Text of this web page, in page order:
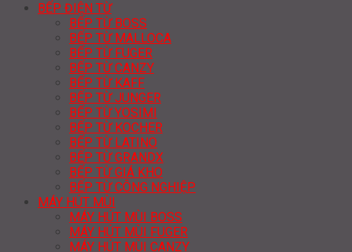
BẾP ĐIỆN TỪ
BẾP TỪ BOSS
BẾP TỪ MALLOCA
BẾP TỪ FUGER
BẾP TỪ CANZY
BẾP TỪ KAFF
BẾP TỪ JUNGER
BẾP TỪ YOSIMI
BẾP TỪ KOCHER
BẾP TỪ LATINO
BẾP TỪ GRANDX
BẾP TỪ GIÁ KHO
BẾP TỪ CÔNG NGHIỆP
MÁY HÚT MÙI
MÁY HÚT MÙI BOSS
MÁY HÚT MÙI FUGER
MÁY HÚT MÙI CANZY